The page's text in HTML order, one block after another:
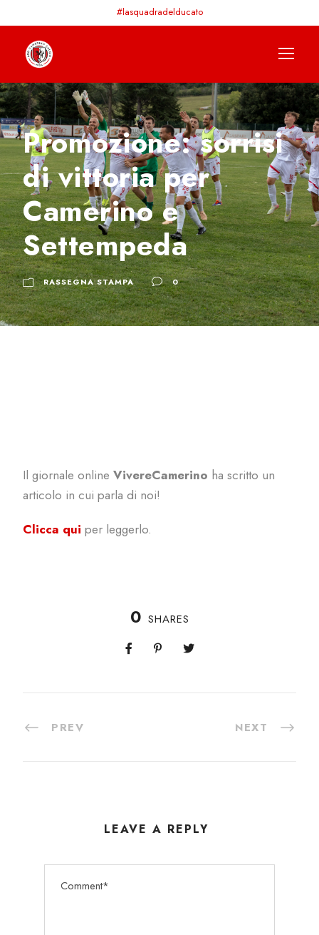
#lasquadradelducato
Promozione: sorrisi
di vittoria per
Camerino e
Settempeda
RASSEGNA STAMPA 0
Il giornale online VivereCamerino ha scritto un
articolo in cui parla di noi!
Clicca qui per leggerlo.
0 SHARES
PREV NEXT
LEAVE A REPLY